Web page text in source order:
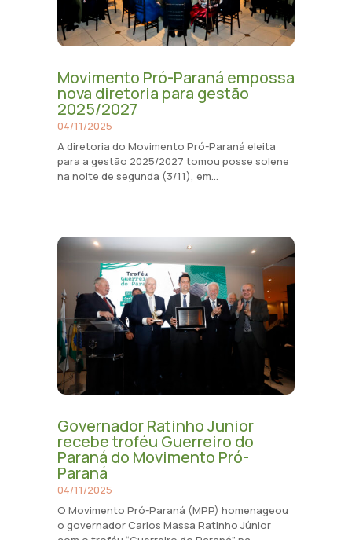
Movimento Pró-Paraná empossa
nova diretoria para gestão
2025/2027
04/11/2025
A diretoria do Movimento Pró-Paraná eleita
para a gestão 2025/2027 tomou posse solene
na noite de segunda (3/11), em...
Governador Ratinho Junior
recebe troféu Guerreiro do
Paraná do Movimento Pró-
Paraná
04/11/2025
O Movimento Pró-Paraná (MPP) homenageou
o governador Carlos Massa Ratinho Júnior